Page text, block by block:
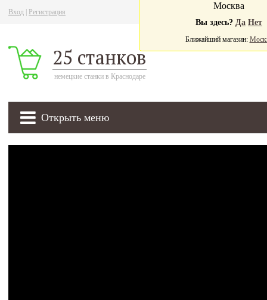
Вход Регистрация
25 станков
немецкие станки в Краснодаре
Открыть меню
Москва
Вы здесь? Да Нет
Ближайший магазин: